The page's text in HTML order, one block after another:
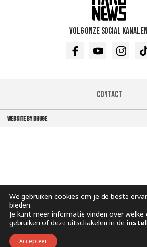
Volg onze social
FacebookYoutubeInstagram
Contact
WEBSITE BY BHUGE
We gebruiken cookies om je de beste
bieden.
Je kunt meer informatie vinden over welke
gebruiken of deze uitschakelen in de
Accepteer